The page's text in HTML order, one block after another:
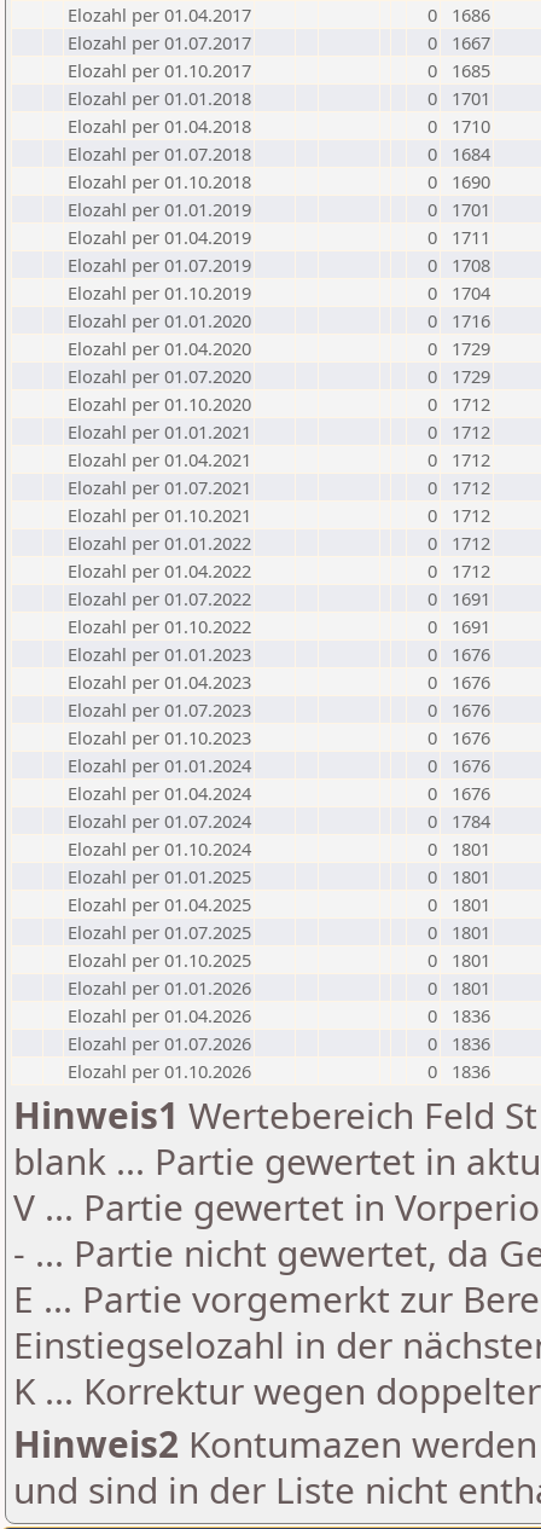
Elozahl per 01.04.2017
0
1686
Elozahl per 01.07.2017
0
1667
Elozahl per 01.10.2017
0
1685
Elozahl per 01.01.2018
0
1701
Elozahl per 01.04.2018
0
1710
Elozahl per 01.07.2018
0
1684
Elozahl per 01.10.2018
0
1690
Elozahl per 01.01.2019
0
1701
Elozahl per 01.04.2019
0
1711
Elozahl per 01.07.2019
0
1708
Elozahl per 01.10.2019
0
1704
Elozahl per 01.01.2020
0
1716
Elozahl per 01.04.2020
0
1729
Elozahl per 01.07.2020
0
1729
Elozahl per 01.10.2020
0
1712
Elozahl per 01.01.2021
0
1712
Elozahl per 01.04.2021
0
1712
Elozahl per 01.07.2021
0
1712
Elozahl per 01.10.2021
0
1712
Elozahl per 01.01.2022
0
1712
Elozahl per 01.04.2022
0
1712
Elozahl per 01.07.2022
0
1691
Elozahl per 01.10.2022
0
1691
Elozahl per 01.01.2023
0
1676
Elozahl per 01.04.2023
0
1676
Elozahl per 01.07.2023
0
1676
Elozahl per 01.10.2023
0
1676
Elozahl per 01.01.2024
0
1676
Elozahl per 01.04.2024
0
1676
Elozahl per 01.07.2024
0
1784
Elozahl per 01.10.2024
0
1801
Elozahl per 01.01.2025
0
1801
Elozahl per 01.04.2025
0
1801
Elozahl per 01.07.2025
0
1801
Elozahl per 01.10.2025
0
1801
Elozahl per 01.01.2026
0
1801
Elozahl per 01.04.2026
0
1836
Elozahl per 01.07.2026
0
1836
Elozahl per 01.10.2026
0 1836
Hinweis1 Wertebereich Feld
blank ... Partie gewertet in
V ... Partie gewertet in
- ... Partie nicht gewertet, da
E ... Partie vorgemerkt zur
Einstiegselozahl in der
K ... Korrektur wegen
Hinweis2 Kontumazen
und sind in der Liste nicht